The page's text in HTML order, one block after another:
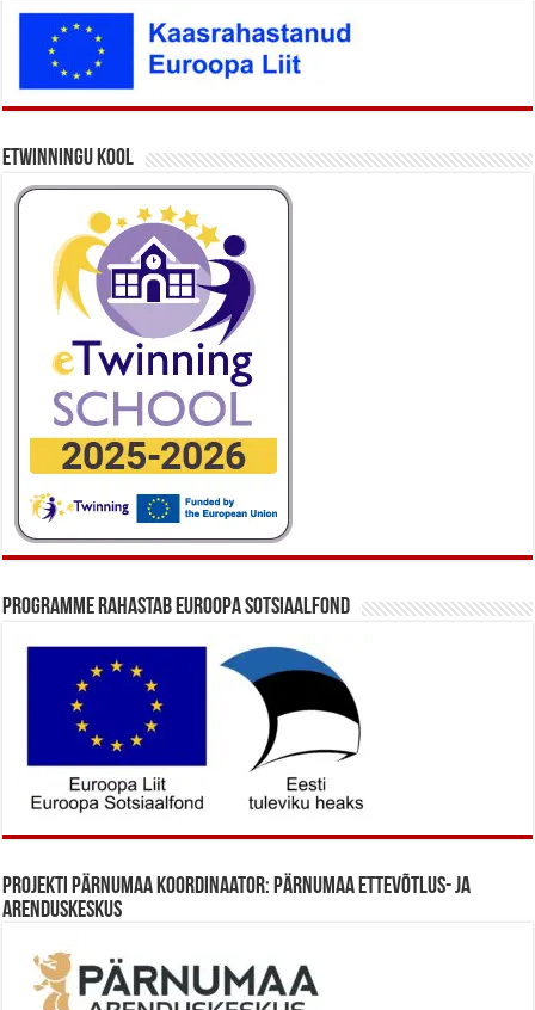
eTwinningu kool
Programme rahastab Euroopa Sotsiaalfond
Projekti Pärnumaa koordinaator: Pärnumaa Ettevõtlus- ja
Arenduskeskus